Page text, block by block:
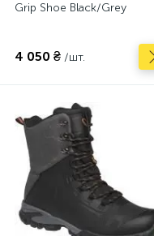
Grip Shoe Black/Grey
4 050 ₴ /шт.